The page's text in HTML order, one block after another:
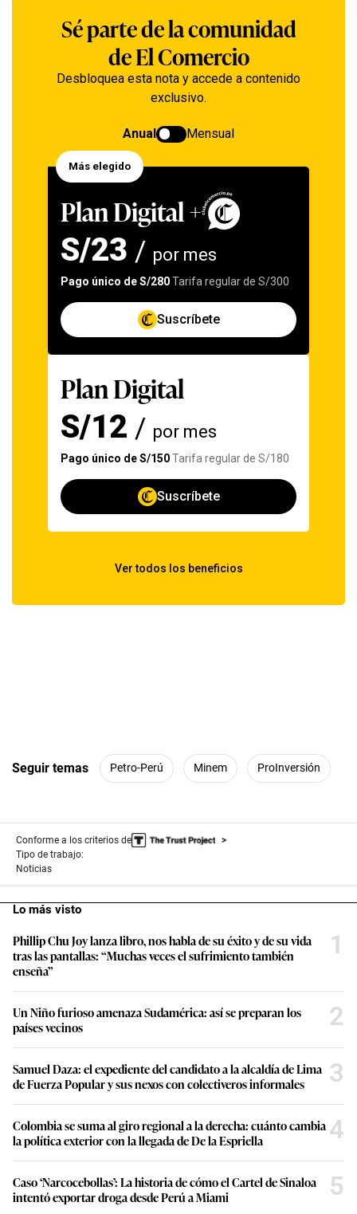
Seguir temas Petro-Perú Minem ProInversión
Conforme a los criterios de
Tipo de trabajo:
Noticias
Lo más visto
Phillip Chu Joy lanza libro, nos habla de su éxito y de su vida
tras las pantallas: “Muchas veces el sufrimiento también
enseña”
1
Un Niño furioso amenaza Sudamérica: así se preparan los
países vecinos
2
Samuel Daza: el expediente del candidato a la alcaldía de Lima
de Fuerza Popular y sus nexos con colectiveros informales
3
Colombia se suma al giro regional a la derecha: cuánto cambia
la política exterior con la llegada de De la Espriella
4
Caso ‘Narcocebollas’: La historia de cómo el Cartel de Sinaloa
intentó exportar droga desde Perú a Miami
5